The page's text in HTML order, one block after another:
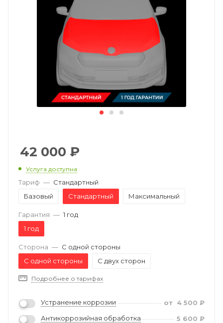
42 000 ₽
Услуга доступна
Тариф — Стандартный
Базовый
Стандартный Максимальный
Гарантия — 1 год
1 год
Сторона — С одной стороны
С одной стороны
С двух сторон
Подробнее о тарифах
Устранение коррозии от 4 500 ₽
Антикоррозийная обработка
5 600 ₽